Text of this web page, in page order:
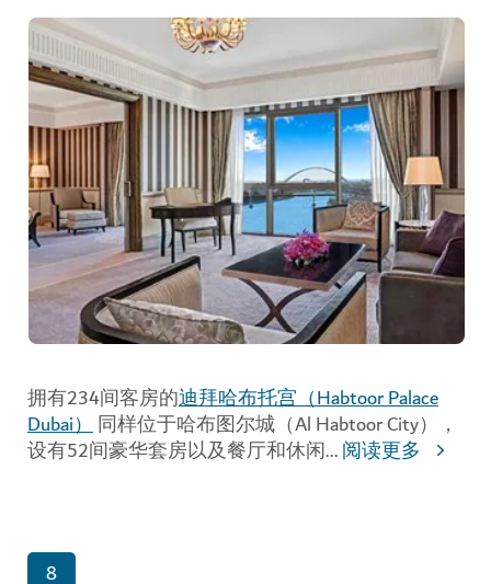
拥有234间客房的迪拜哈布托宫（Habtoor Palace
Dubai）同样位于哈布图尔城（Al Habtoor City），
设有52间豪华套房以及餐厅和休闲...阅读更多
8